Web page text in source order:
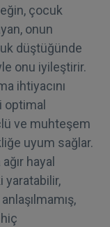
çocuk
onun
düştüğünde
onu iyileştirir.
ihtiyacını
optimal
ve muhteşem
uyum sağlar.
hayal
yaratabilir,